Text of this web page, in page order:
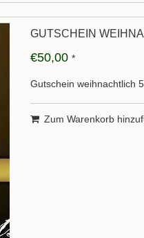
GUTSCHEIN
€50,00 *
Gutschein weihnachtlich
Zum Warenkorb